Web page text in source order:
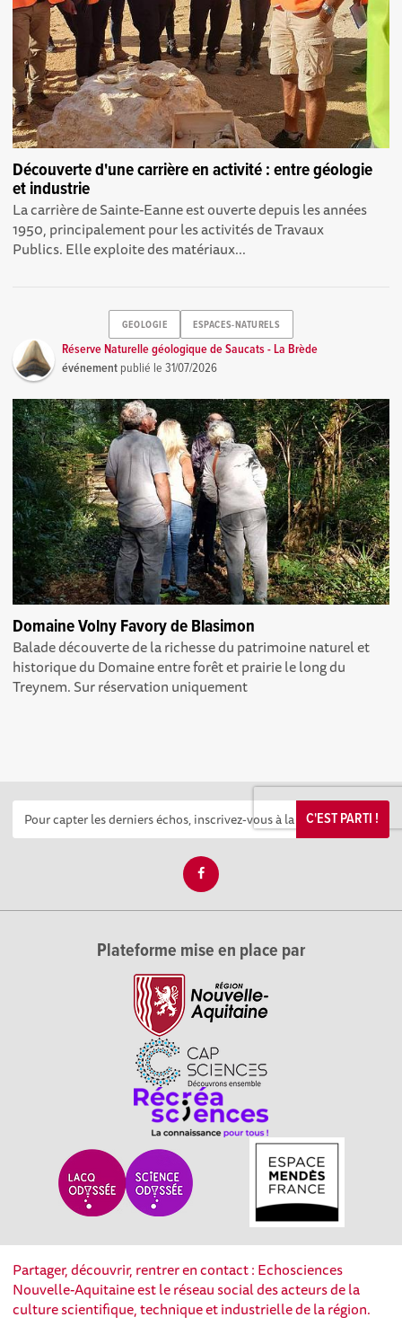
Découverte d'une carrière en activité : entre géologie
et industrie
La carrière de Sainte-Eanne est ouverte depuis les années
1950, principalement pour les activités de Travaux
Publics. Elle exploite des matériaux...
GEOLOGIE ESPACES-NATURELS
Réserve Naturelle géologique de Saucats - La Brède
événement publié le31/07/2026
Domaine Volny Favory de Blasimon
Balade découverte de la richesse du patrimoine naturel et
historique du Domaine entre forêt et prairie le long du
Treynem. Sur réservation uniquement
C'EST PARTI !
Plateforme mise en place par
Partager, découvrir, rentrer en contact : Echosciences
Nouvelle-Aquitaine est le réseau social des acteurs de la
culture scientifique, technique et industrielle de la région.